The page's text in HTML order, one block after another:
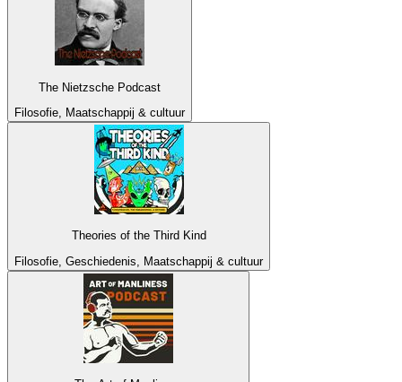
The Nietzsche Podcast
Filosofie, Maatschappij & cultuur
Theories of the Third Kind
Filosofie, Geschiedenis, Maatschappij & cultuur